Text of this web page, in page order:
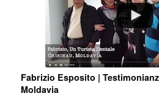
Fabrizio Esposito |
Moldavia